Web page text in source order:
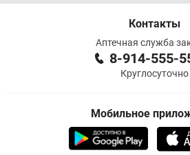
Контакты
Аптечная служба
8-914-555-
Круглосуточно
Мобильное